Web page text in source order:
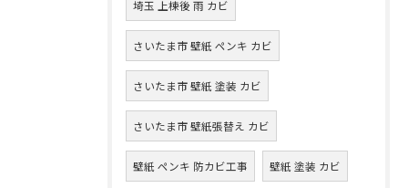
埼玉 上棟後 雨 カビ
さいたま市 壁紙 ペンキ カビ
さいたま市 壁紙 塗装 カビ
さいたま市 壁紙張替え カビ
壁紙 ペンキ 防カビ工事 壁紙 塗装 カビ